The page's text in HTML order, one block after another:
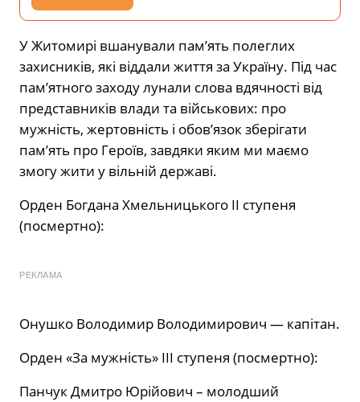
У Житомирі вшанували пам’ять полеглих
захисників, які віддали життя за Україну. Під час
пам’ятного заходу лунали слова вдячності від
представників влади та військових: про
мужність, жертовність і обов’язок зберігати
пам’ять про Героїв, завдяки яким ми маємо
змогу жити у вільній державі.
Орден Богдана Хмельницького II ступеня
(посмертно):
РЕКЛАМА
Онушко Володимир Володимирович — капітан.
Орден «За мужність» III ступеня (посмертно):
Панчук Дмитро Юрійович – молодший